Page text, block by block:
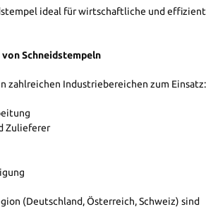
ideal für wirtschaftliche und
Schneidstempeln
zahlreichen Industriebereichen zum Einsatz:
Zulieferer
(Deutschland, Österreich, Schweiz) sind